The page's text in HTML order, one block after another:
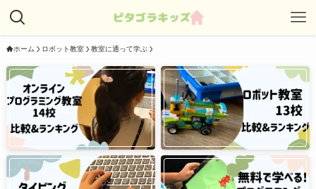
ホーム ロボット教室 教室に通って学ぶ